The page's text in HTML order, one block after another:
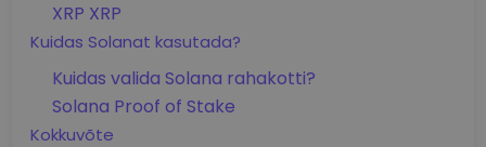
XRP XRP
Kuidas Solanat kasutada?
Kuidas valida Solana rahakotti?
Solana Proof of Stake
Kokkuvõte